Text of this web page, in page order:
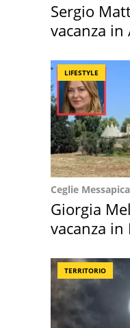
Sergio
vacanza in
LIFESTYLE
Ceglie Messapica
Giorgia
vacanza in
TERRITORIO